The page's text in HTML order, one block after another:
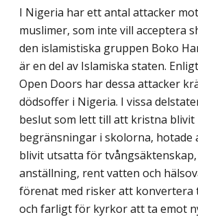
I Nigeria har ett antal attacker
muslimer, som inte vill acceptera
den islamistiska gruppen Boko
är en del av Islamiska staten.
Open Doors har dessa attacker
dödsoffer i Nigeria. I vissa
beslut som lett till att kristna
begränsningar i skolorna, hotade
blivit utsatta för tvångs­äktenskap,
anställning, rent vatten och
förenat med risker att konvertera
och farligt för kyrkor att ta emot